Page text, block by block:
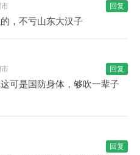
回复
，不亏山东大汉子
回复
可是国防身体，够吹一辈子
回复